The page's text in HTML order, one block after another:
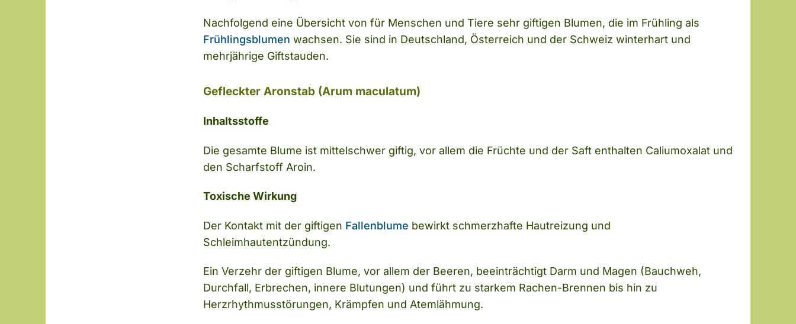
Nachfolgend eine Übersicht von für Menschen und Tiere sehr giftigen Blumen, die im Frühling als
Frühlingsblumen wachsen. Sie sind in Deutschland, Österreich und der Schweiz winterhart und
mehrjährige Giftstauden.
Gefleckter Aronstab (Arum maculatum)
Inhaltsstoffe
Die gesamte Blume ist mittelschwer giftig, vor allem die Früchte und der Saft enthalten Caliumoxalat und
den Scharfstoff Aroin.
Toxische Wirkung
Der Kontakt mit der giftigen Fallenblume bewirkt schmerzhafte Hautreizung und
Schleimhautentzündung.
Ein Verzehr der giftigen Blume, vor allem der Beeren, beeinträchtigt Darm und Magen (Bauchweh,
Durchfall, Erbrechen, innere Blutungen) und führt zu starkem Rachen-Brennen bis hin zu
Herzrhythmusstörungen, Krämpfen und Atemlähmung.